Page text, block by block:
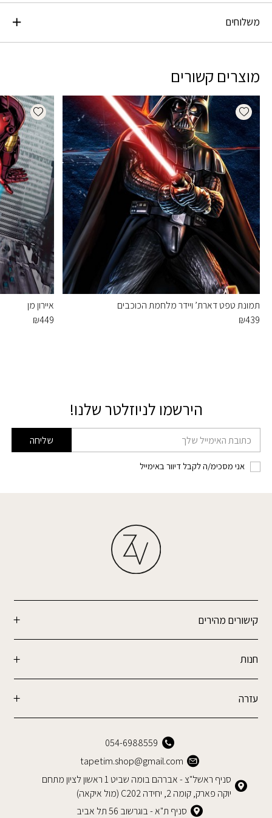
משלוחים
מוצרים קשורים
Add wishlist
תמונת טפט דארת’ ויידר מלחמת הכוכבים
₪439
wishlist
איירון מן
₪449
הירשמו לניוזלטר שלנו!
דוא׳׳ל שליחה
אני מסכימ/ה לקבל דיוור באימייל
קישורים מהירים
חנות
עזרה
054-6988559
tapetim.shop@gmail.com
סניף ראשל"צ - אברהם בומה שביט 1 ראשון לציון מתחם
יוקה פארק, קומה 2, יחידה C202 (מול איקאה)
סניף ת"א - בוגרשוב 56 תל אביב